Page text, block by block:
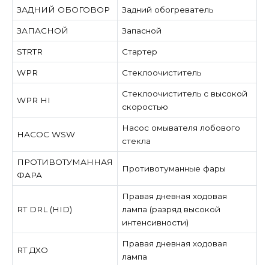
ЗАДНИЙ ОБОГОВОР Задний обогреватель
ЗАПАСНОЙ Запасной
STRTR Стартер
WPR Стеклоочиститель
WPR HI
Стеклоочиститель с высокой
скоростью
НАСОС WSW
Насос омывателя лобового
стекла
ПРОТИВОТУМАННАЯ
ФАРА
Противотуманные фары
RT DRL (HID)
Правая дневная ходовая
лампа (разряд высокой
интенсивности)
RT ДХО
Правая дневная ходовая
лампа